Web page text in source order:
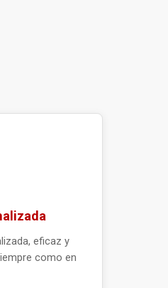
eficaz y
como en